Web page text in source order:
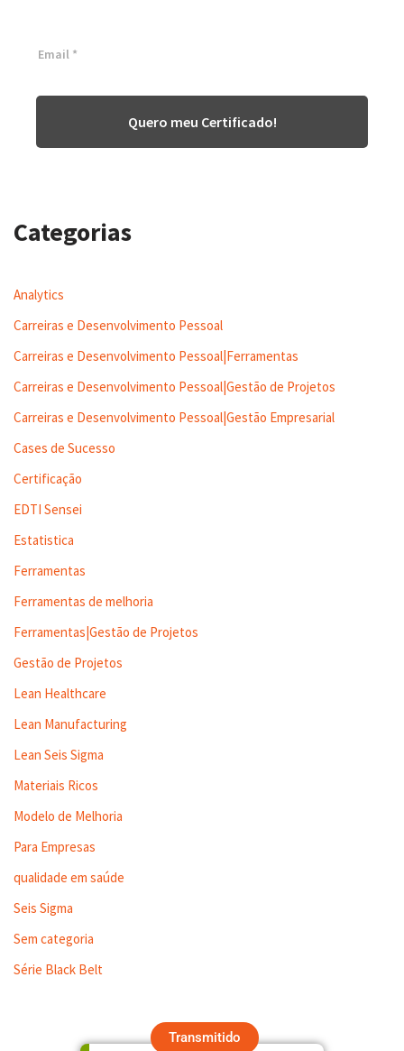
Quero meu Certificado!
Categorias
Analytics
Carreiras e Desenvolvimento Pessoal
Carreiras e Desenvolvimento Pessoal|Ferramentas
Carreiras e Desenvolvimento Pessoal|Gestão de Projetos
Carreiras e Desenvolvimento Pessoal|Gestão Empresarial
Cases de Sucesso
Certificação
EDTI Sensei
Estatistica
Ferramentas
Ferramentas de melhoria
Ferramentas|Gestão de Projetos
Gestão de Projetos
Lean Healthcare
Lean Manufacturing
Lean Seis Sigma
Materiais Ricos
Modelo de Melhoria
Para Empresas
qualidade em saúde
Seis Sigma
Sem categoria
Série Black Belt
Transmitido